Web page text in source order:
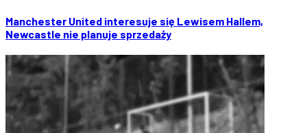
Manchester United interesuje się Lewisem Hallem,
Newcastle nie planuje sprzedaży